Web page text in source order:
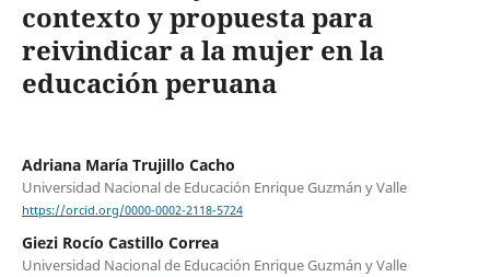
contexto y propuesta para
reivindicar a la mujer en la
educación peruana
Adriana María Trujillo Cacho
Universidad Nacional de Educación Enrique Guzmán y Valle
https://orcid.org/0000-0002-2118-5724
Giezi Rocío Castillo Correa
Universidad Nacional de Educación Enrique Guzmán y Valle